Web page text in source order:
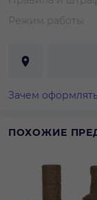
Режим работы
Зачем
ПОХОЖИЕ